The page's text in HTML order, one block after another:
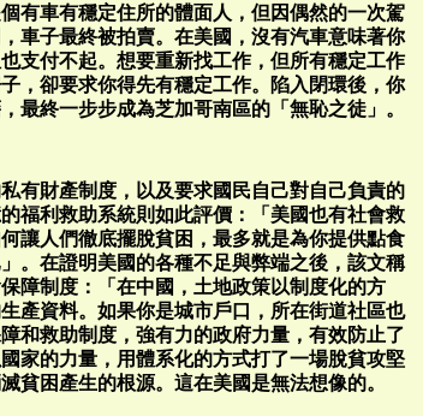
有車有穩定住所的體面人，但因偶然的一次駕
車子最終被拍賣。在美國，沒有汽車意味著你
支付不起。想要重新找工作，但所有穩定工作
，卻要求你得先有穩定工作。陷入閉環後，你
最終一步步成為芝加哥南區的「無恥之徒」。
有財產制度，以及要求國民自己對自己負責的
福利救助系統則如此評價：「美國也有社會救
讓人們徹底擺脫貧困，最多就是為你提供點食
。在證明美國的各種不足與弊端之後，該文稱
障制度：「在中國，土地政策以制度化的方
產資料。如果你是城市戶口，所在街道社區也
和救助制度，強有力的政府力量，有效防止了
家的力量，用體系化的方式打了一場脫貧攻堅
貧困產生的根源。這在美國是無法想像的。